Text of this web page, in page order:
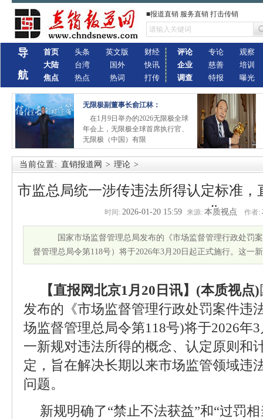
■报道直销 服务直销 打击传销
导
航
首页
大陆
焦点
头条
台湾
热点
英文版
国外
热词
财经
快讯
打传
评论
企业
调查
专论
慈善
特报
观察
培训
曝光
无限极副董事长俞江林：
在1月9日举办的2026无限极全球
年会上，无限极全球首席执行官、
无限极（中国）有限
当前位置: 直销报道网 > 理论 >
市监总局统一涉传违法所得认定标准
化
时间: 2026-01-20 15:59 来源: 本质视点 作者:
国家市场监督管理总局发布的《市场监督管理行政处罚
督管理总局令第118号）将于2026年3月20日起正式施行。这一
【直报网北京1月20日讯】(本质视点)
发布的《市场监督管理行政处罚案件违
场监督管理总局令第118号)将于2026年
一新规对违法所得的概念、认定原则和
定，旨在解决长期以来市场监管领域违
问题。
新规明确了“禁止不法获益”和“过罚